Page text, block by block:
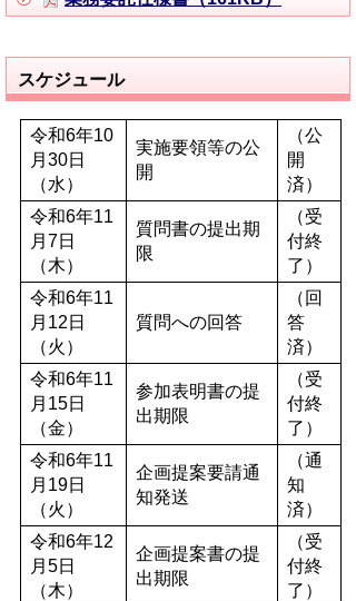
スケジュール
令和6年10
月30日
（水）
実施要領等の公
開
（公
開
済）
令和6年11
月7日
（木）
質問書の提出期
限
（受
付終
了）
令和6年11
月12日
（火）
質問への回答
（回
答
済）
令和6年11
月15日
（金）
参加表明書の提
出期限
（受
付終
了）
令和6年11
月19日
（火）
企画提案要請通
知発送
（通
知
済）
令和6年12
月5日
（木）
企画提案書の提
出期限
（受
付終
了）